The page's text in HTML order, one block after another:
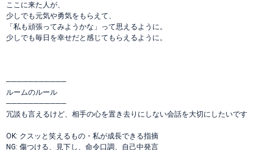
ここに来た人が、
少しでも元気や勇気をもらえて、
「私も頑張ってみようかな」って思えるように。
少しでも毎日を幸せだと感じてもらえるように。
───────────
ルームのルール
───────────
冗談も言えるけど、相手の心を置き去りにしない会話を大切にしたいです
OK: クスッと笑えるもの・私が成長できる指摘
NG: 傷つける、見下し、命令口調、自己中発言